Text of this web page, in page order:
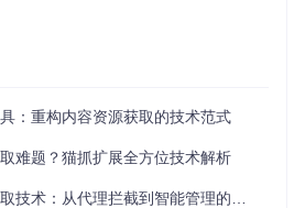
与基础操作
先需要完成基础环境的搭建。确保系
高版本，这是运行工具的必要条件。
：重构内容资源获取的技术范式
难题？猫抓扩展全方位技术解析
：从代理拦截到智能管理的全栈解决方案